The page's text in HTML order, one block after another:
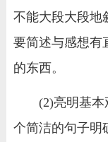
不能大段大段地
要简述与感想有
的东西。
(2)亮明基
个简洁的句子明